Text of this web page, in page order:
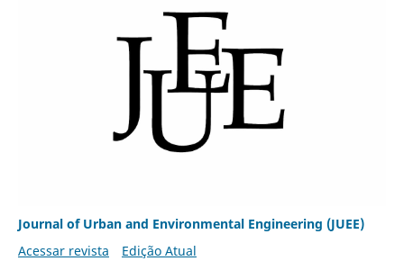
Journal of Urban and Environmental Engineering (JUEE)
Acessar revista
Edição Atual